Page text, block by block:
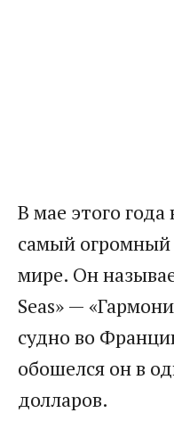
В мае этого
самый огромный
мире. Он
Seas» —
судно во
обошелся он в
долларов.